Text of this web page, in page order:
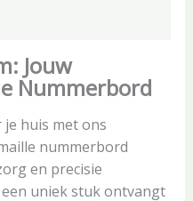
Jouw
Nummerbord
huis met ons
nummerbord
en precisie
uniek stuk ontvangt